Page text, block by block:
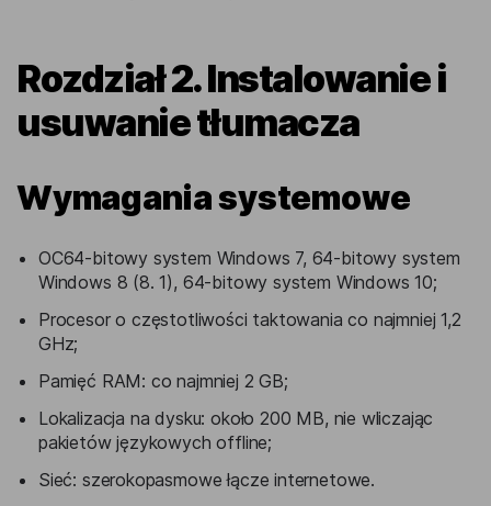
Rozdział 2. Instalowanie i
usuwanie tłumacza
Wymagania systemowe
ОС64-bitowy system Windows 7, 64-bitowy system
Windows 8 (8. 1), 64-bitowy system Windows 10;
Procesor o częstotliwości taktowania co najmniej 1,2
GHz;
Pamięć RAM: co najmniej 2 GB;
Lokalizacja na dysku: około 200 MB, nie wliczając
pakietów językowych offline;
Sieć: szerokopasmowe łącze internetowe.